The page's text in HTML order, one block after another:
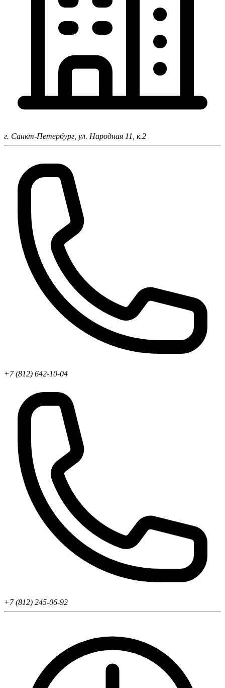
г. Санкт-Петербург, ул. Народная 11, к.2
+7 (812) 642-10-04
+7 (812) 245-06-92